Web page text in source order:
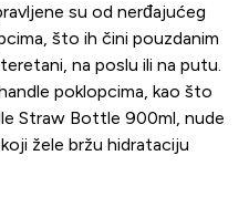
su od nerđajućeg
što ih čini pouzdanim
na poslu ili na putu.
poklopcima, kao što
Straw Bottle 900ml, nude
žele bržu hidrataciju